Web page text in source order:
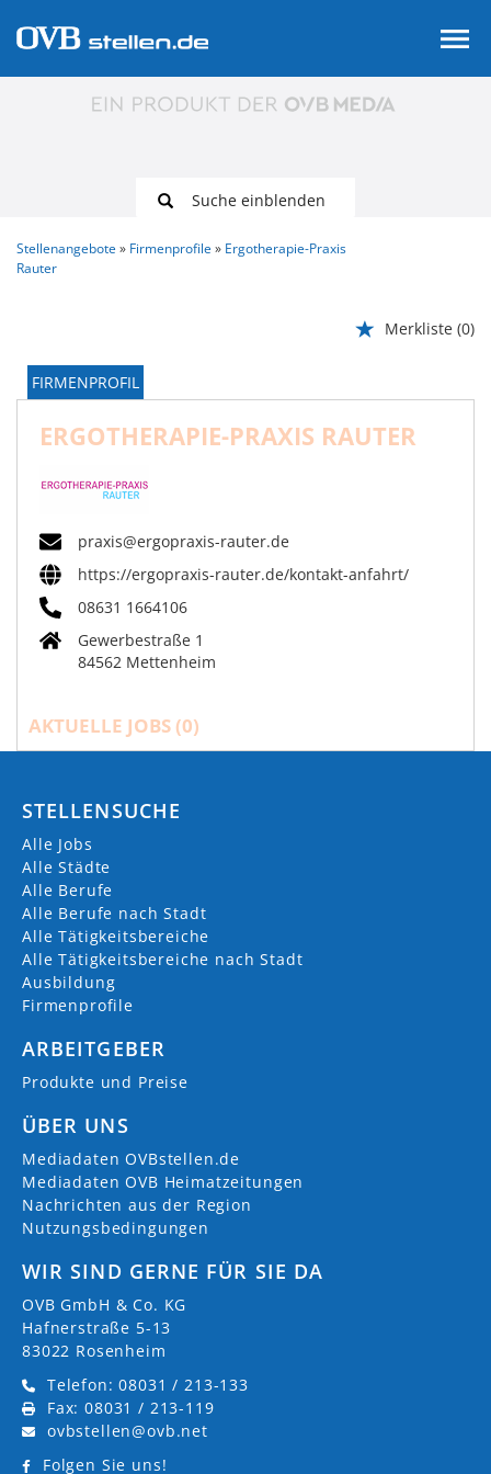
Suche einblenden
Stellenangebote Firmenprofile
Ergotherapie-Praxis
Rauter
Merkliste (0)
FIRMENPROFIL
ERGOTHERAPIE-PRAXIS RAUTER
praxis@ergopraxis-rauter.de
https://ergopraxis-rauter.de/kontakt-anfahrt/
08631 1664106
Gewerbestraße 1
84562 Mettenheim
AKTUELLE JOBS (0)
STELLENSUCHE
Alle Jobs
Alle Städte
Alle Berufe
Alle Berufe nach Stadt
Alle Tätigkeitsbereiche
Alle Tätigkeitsbereiche nach Stadt
Ausbildung
Firmenprofile
ARBEITGEBER
Produkte und Preise
ÜBER UNS
Mediadaten OVBstellen.de
Mediadaten OVB Heimatzeitungen
Nachrichten aus der Region
Nutzungsbedingungen
WIR SIND GERNE FÜR SIE DA
OVB GmbH & Co. KG
Hafnerstraße 5-13
83022 Rosenheim
Telefon: 08031 / 213-133
Fax: 08031 / 213-119
ovbstellen@ovb.net
Folgen Sie uns!